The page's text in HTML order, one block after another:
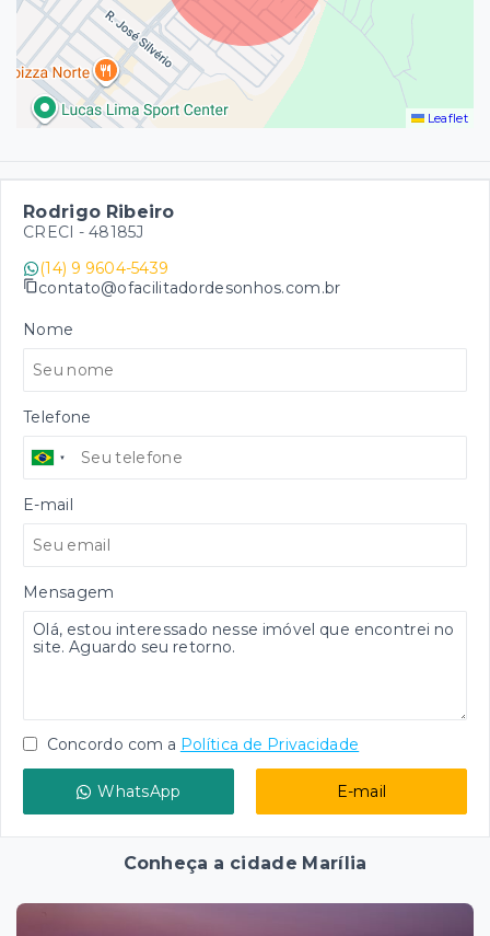
Leaflet
Rodrigo Ribeiro
CRECI - 48185J
(14) 9 9604-5439
contato@ofacilitadordesonhos.com.br
Nome
Telefone
E-mail
Mensagem
Concordo com a Política de Privacidade
WhatsApp E-mail
Conheça a cidade Marília